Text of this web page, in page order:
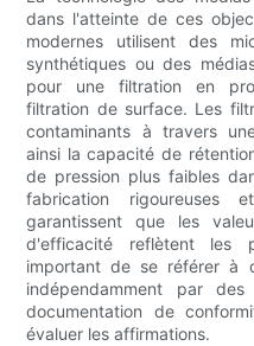
dans l'atteinte de ces
modernes utilisent des
synthétiques ou des
pour une filtration en
filtration de surface. Les
contaminants à travers
ainsi la capacité de
de pression plus faibles
fabrication
garantissent que les
d'efficacité reflètent les
important de se référer à
indépendamment par
documentation de
évaluer les affirmations.